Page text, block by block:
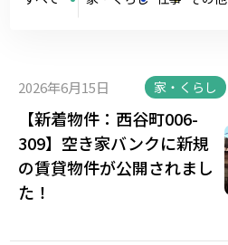
2026年6月15日 家・くらし
【新着物件：西谷町006-
309】空き家バンクに新規
の賃貸物件が公開されまし
た！